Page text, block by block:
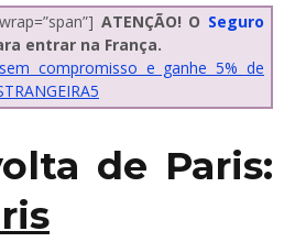
ATENÇÃO! O Seguro
entrar na França.
compromisso e ganhe 5% de
de Paris: